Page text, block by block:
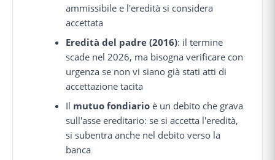
ammissibile e l'eredità si considera
accettata
Eredità del padre (2016): il termine
scade nel 2026, ma bisogna verificare con
urgenza se non vi siano già stati atti di
accettazione tacita
Il mutuo fondiario è un debito che grava
sull'asse ereditario: se si accetta l'eredità,
si subentra anche nel debito verso la
banca